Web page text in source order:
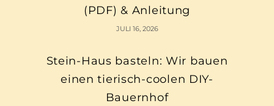
(PDF) & Anleitung
JULI 16, 2026
Stein-Haus basteln: Wir bauen
einen tierisch-coolen DIY-
Bauernhof